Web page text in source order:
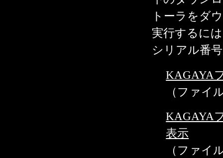
トーラをダ
実行するに
シリアル番
KAGAYA
（ファイ
KAGAYA
表示
（ファイ